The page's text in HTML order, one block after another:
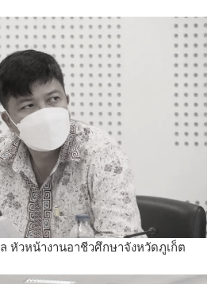
หัวหน้างานอาชีวศึกษาจังหวัดภูเก็ต